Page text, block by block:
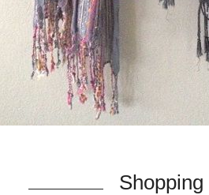
Shopping